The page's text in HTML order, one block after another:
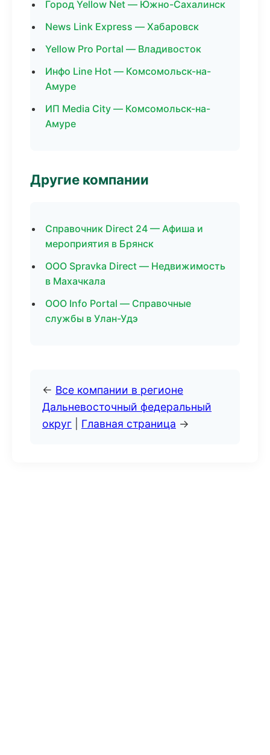
Город Yellow Net — Южно-Сахалинск
News Link Express — Хабаровск
Yellow Pro Portal — Владивосток
Инфо Line Hot — Комсомольск-на-
Амуре
ИП Media City — Комсомольск-на-
Амуре
Другие компании
Справочник Direct 24 — Афиша и
мероприятия в Брянск
ООО Spravka Direct — Недвижимость
в Махачкала
ООО Info Portal — Справочные
службы в Улан-Удэ
← Все компании в регионе
Дальневосточный федеральный
округ
Главная страница →